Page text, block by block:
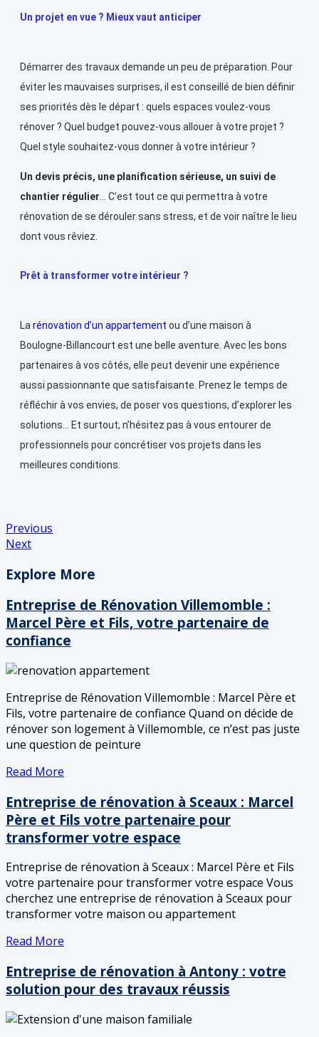
Un projet en vue ? Mieux vaut anticiper
Démarrer des travaux demande un peu de préparation. Pour
éviter les mauvaises surprises, il est conseillé de bien définir
ses priorités dès le départ : quels espaces voulez-vous
rénover ? Quel budget pouvez-vous allouer à votre projet ?
Quel style souhaitez-vous donner à votre intérieur ?
Un devis précis, une planification sérieuse, un suivi de
chantier régulier … C’est tout ce qui permettra à votre
rénovation de se dérouler sans stress, et de voir naître le lieu
dont vous rêviez.
Prêt à transformer votre intérieur ?
La rénovation d’un appartement ou d’une maison à
Boulogne-Billancourt est une belle aventure. Avec les bons
partenaires à vos côtés, elle peut devenir une expérience
aussi passionnante que satisfaisante. Prenez le temps de
réfléchir à vos envies, de poser vos questions, d’explorer les
solutions… Et surtout, n’hésitez pas à vous entourer de
professionnels pour concrétiser vos projets dans les
meilleures conditions.
Previous
Next
Explore More
Entreprise de Rénovation Villemomble :
Marcel Père et Fils, votre partenaire de
confiance
Entreprise de Rénovation Villemomble : Marcel Père et
Fils, votre partenaire de confiance Quand on décide de
rénover son logement à Villemomble, ce n’est pas juste
une question de peinture
Read More
Entreprise de rénovation à Sceaux : Marcel
Père et Fils votre partenaire pour
transformer votre espace
Entreprise de rénovation à Sceaux : Marcel Père et Fils
votre partenaire pour transformer votre espace Vous
cherchez une entreprise de rénovation à Sceaux pour
transformer votre maison ou appartement
Read More
Entreprise de rénovation à Antony : votre
solution pour des travaux réussis